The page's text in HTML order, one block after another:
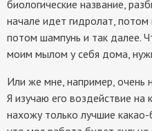
биологические название,
начале идет гидролат,
потом шампунь и так далее.
моим мылом у себя дома,
Или же мне, например, очень
Я изучаю его воздействие на
нахожу только лучшие